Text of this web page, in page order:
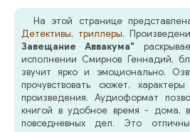
На этой странице
Детективы, триллеры.
Завещание Аввакума"
исполнении Смирнов Геннадий,
звучит ярко и эмоционально.
прочувствовать сюжет,
произведения. Аудиоформат
книгой в удобное время - дома,
повседневных дел. Это